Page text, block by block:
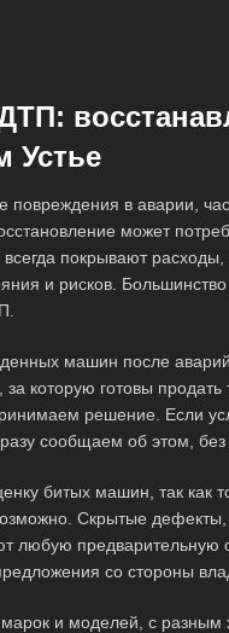
Устье
повреждения в аварии,
может
покрывают расходы,
и рисков.
машин после
которую готовы продать
решение. Если
сообщаем об этом, без
битых машин, так как
Скрытые
любую предварительную
со стороны
и моделей, с разным